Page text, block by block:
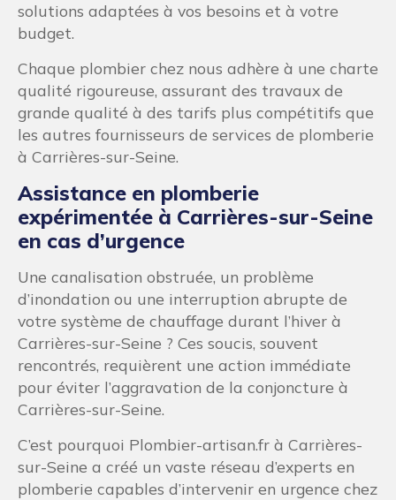
solutions adaptées à vos besoins et à votre
budget.
Chaque plombier chez nous adhère à une charte
qualité rigoureuse, assurant des travaux de
grande qualité à des tarifs plus compétitifs que
les autres fournisseurs de services de plomberie
à Carrières-sur-Seine.
Assistance en plomberie
expérimentée à Carrières-sur-Seine
en cas d’urgence
Une canalisation obstruée, un problème
d’inondation ou une interruption abrupte de
votre système de chauffage durant l’hiver à
Carrières-sur-Seine ? Ces soucis, souvent
rencontrés, requièrent une action immédiate
pour éviter l’aggravation de la conjoncture à
Carrières-sur-Seine.
C’est pourquoi Plombier-artisan.fr à Carrières-
sur-Seine a créé un vaste réseau d’experts en
plomberie capables d’intervenir en urgence chez